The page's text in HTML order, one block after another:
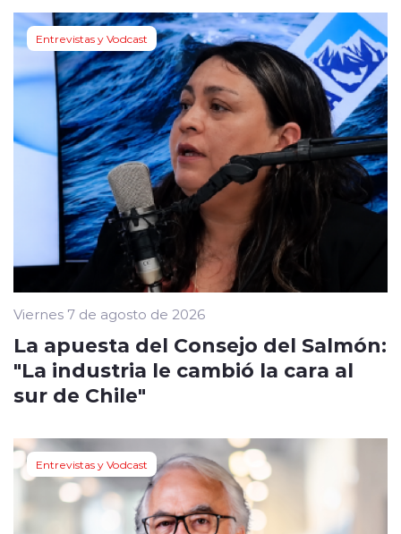
Entrevistas y Vodcast
Viernes 7 de agosto de 2026
La apuesta del Consejo del Salmón:
"La industria le cambió la cara al
sur de Chile"
Entrevistas y Vodcast